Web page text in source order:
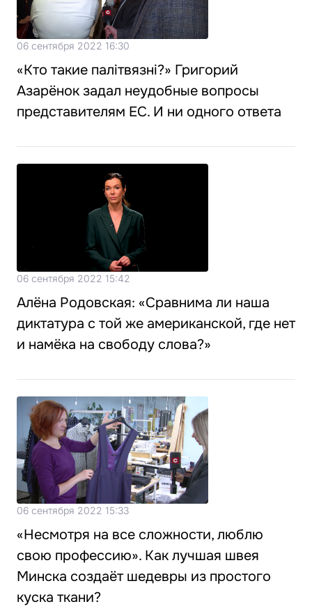
06 сентября 2022 16:30
«Кто такие палітвязні?» Григорий
Азарёнок задал неудобные вопросы
представителям ЕС. И ни одного ответа
06 сентября 2022 15:42
Алёна Родовская: «Сравнима ли наша
диктатура с той же американской, где нет
и намёка на свободу слова?»
06 сентября 2022 15:33
«Несмотря на все сложности, люблю
свою профессию». Как лучшая швея
Минска создаёт шедевры из простого
куска ткани?